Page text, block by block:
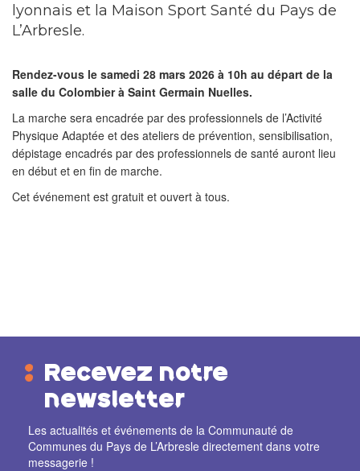
lyonnais et la Maison Sport Santé du Pays de
L’Arbresle.
Rendez-vous le samedi 28 mars 2026 à 10h au départ de la
salle du Colombier à Saint Germain Nuelles.
La marche sera encadrée par des professionnels de l’Activité
Physique Adaptée et des ateliers de prévention, sensibilisation,
dépistage encadrés par des professionnels de santé auront lieu
en début et en fin de marche.
Cet événement est gratuit et ouvert à tous.
Recevez notre
newsletter
Les actualités et événements de la Communauté de
Communes du Pays de L’Arbresle directement dans votre
messagerie !